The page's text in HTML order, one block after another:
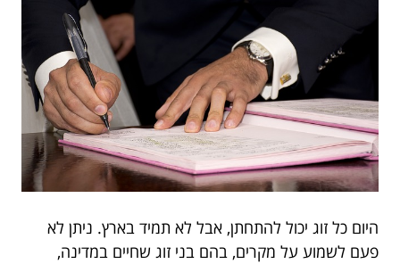
היום כל זוג יכול להתחתן, אבל לא תמיד בארץ. ניתן לא
פעם לשמוע על מקרים, בהם בני זוג שחיים במדינה,